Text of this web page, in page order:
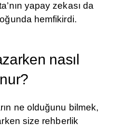
yapay zekası da
hemfikirdi.
nasıl
ne olduğunu bilmek,
size rehberlik